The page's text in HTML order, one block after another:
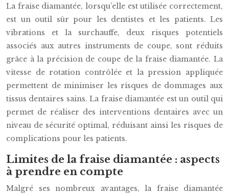
La fraise diamantée, lorsqu’elle est utilisée correctement,
est un outil sûr pour les dentistes et les patients. Les
vibrations et la surchauffe, deux risques potentiels
associés aux autres instruments de coupe, sont réduits
grâce à la précision de coupe de la fraise diamantée. La
vitesse de rotation contrôlée et la pression appliquée
permettent de minimiser les risques de dommages aux
tissus dentaires sains. La fraise diamantée est un outil qui
permet de réaliser des interventions dentaires avec un
niveau de sécurité optimal, réduisant ainsi les risques de
complications pour les patients.
Limites de la fraise diamantée : aspects
à prendre en compte
Malgré ses nombreux avantages, la fraise diamantée